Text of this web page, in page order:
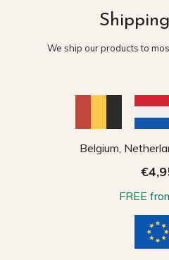
We ship our products to
Belgium,
FREE